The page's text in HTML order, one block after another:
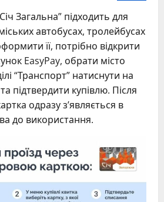
Загальна” підходить для
автобусах, тролейбусах
її, потрібно відкрити
EasyPay, обрати місто
“Транспорт” натиснути на
підтвердити купівлю. Після
одразу з’являється в
до використання.